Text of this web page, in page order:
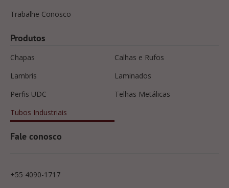
Trabalhe Conosco
Produtos
Chapas
Calhas e Rufos
Lambris
Laminados
Perfis UDC
Telhas Metálicas
Tubos Industriais
Fale conosco
+55 4090-1717